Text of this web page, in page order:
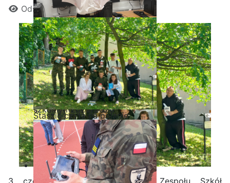
Ostatnia garść certyfikatów
Akademii CISCO w roku
szkolnym2025/2026
Staszic czyta na polanie
Odsłon: 346
3 czerwca 2026 r. Biblioteka Zespołu Szkół